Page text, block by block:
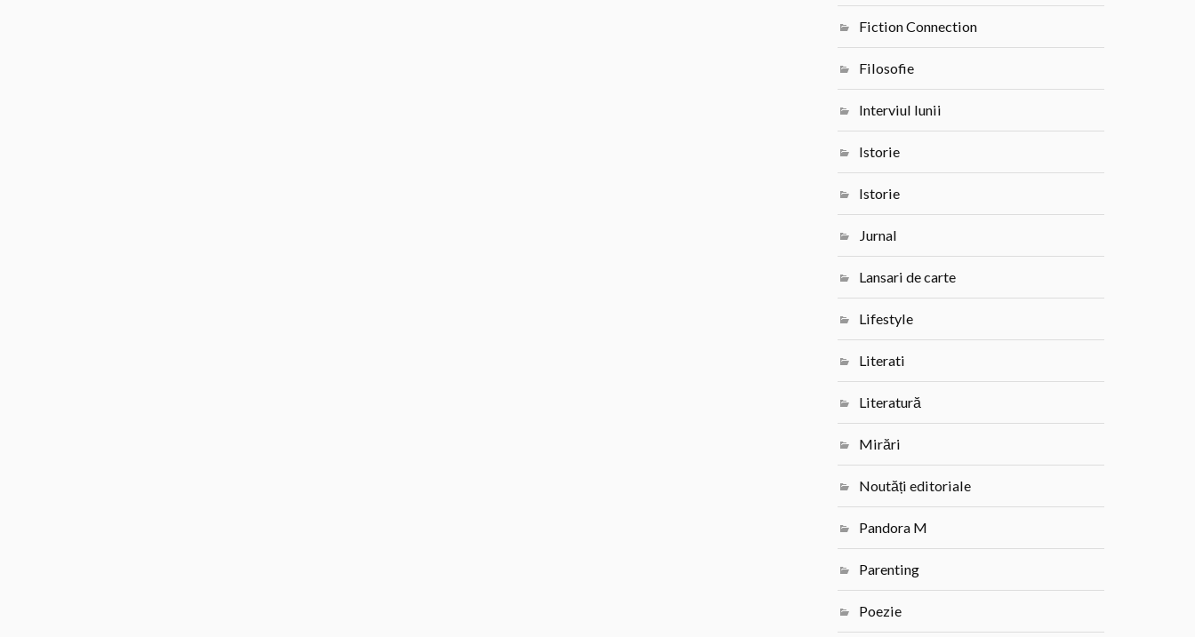
Fiction Connection
Filosofie
Interviul lunii
Istorie
Istorie
Jurnal
Lansari de carte
Lifestyle
Literati
Literatură
Mirări
Noutăți editoriale
Pandora M
Parenting
Poezie